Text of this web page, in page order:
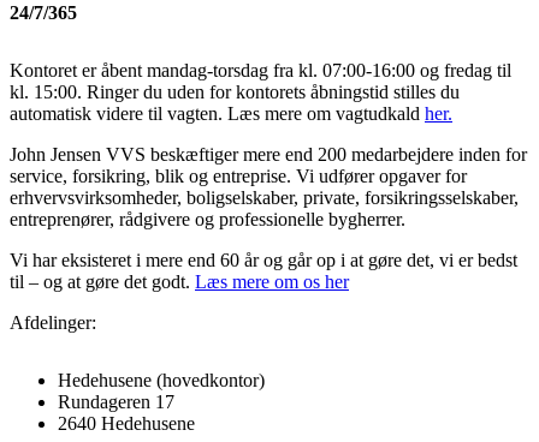
24/7/365
Kontoret er åbent mandag-torsdag fra kl. 07:00-16:00 og fredag til
kl. 15:00. Ringer du uden for kontorets åbningstid stilles du
automatisk videre til vagten. Læs mere om vagtudkald her.
John Jensen VVS beskæftiger mere end 200 medarbejdere inden for
service, forsikring, blik og entreprise. Vi udfører opgaver for
erhvervsvirksomheder, boligselskaber, private, forsikringsselskaber,
entreprenører, rådgivere og professionelle bygherrer.
Vi har eksisteret i mere end 60 år og går op i at gøre det, vi er bedst
til – og at gøre det godt. Læs mere om os her
Afdelinger:
Hedehusene (hovedkontor)
Rundageren 17
2640 Hedehusene